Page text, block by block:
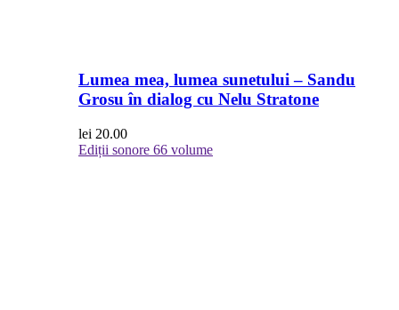
Lumea mea, lumea sunetului – Sandu
Grosu în dialog cu Nelu Stratone
lei 20.00
Ediții sonore 66 volume